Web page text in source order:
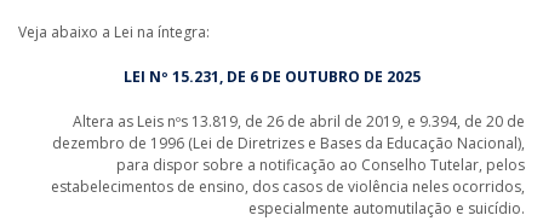
Veja abaixo a Lei na íntegra:
LEI Nº 15.231, DE 6 DE OUTUBRO DE 2025
Altera as Leis nºs 13.819, de 26 de abril de 2019, e 9.394, de 20 de
dezembro de 1996 (Lei de Diretrizes e Bases da Educação Nacional),
para dispor sobre a notificação ao Conselho Tutelar, pelos
estabelecimentos de ensino, dos casos de violência neles ocorridos,
especialmente automutilação e suicídio.